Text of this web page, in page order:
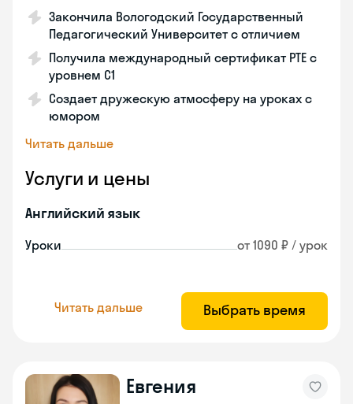
Закончила Вологодский Государственный
Педагогический Университет с отличием
Получила международный сертификат PTE с
уровнем C1
Создает дружескую атмосферу на уроках с
юмором
Читать дальше
Услуги и цены
Английский язык
Уроки от 1090 ₽ / урок
Читать дальше Выбрать время
Евгения